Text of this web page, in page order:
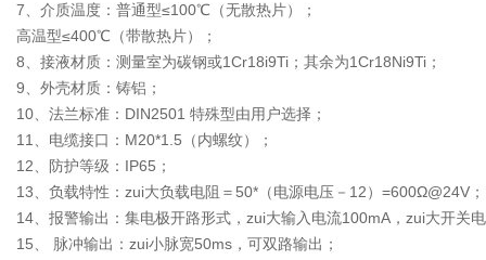
7、介质温度：普通型≤100℃（无散热片）；
高温型≤400℃（带散热片）；
8、接液材质：测量室为碳钢或1Cr18i9Ti；其余为1Cr18Ni9Ti；
9、外壳材质：铸铝；
10、法兰标准：DIN2501 特殊型由用户选择；
11、电缆接口：M20*1.5（内螺纹）；
12、防护等级：IP65；
13、负载特性：zui大负载电阻＝50*（电源电压－12）=600Ω@24V；
14、报警输出：集电极开路形式，zui大输入电流100mA，zui大开关
15、 脉冲输出：zui小脉宽50ms，可双路输出；